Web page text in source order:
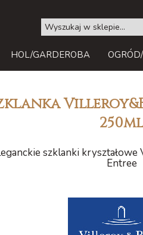
HOL/GARDEROBA
szklanki
Entree